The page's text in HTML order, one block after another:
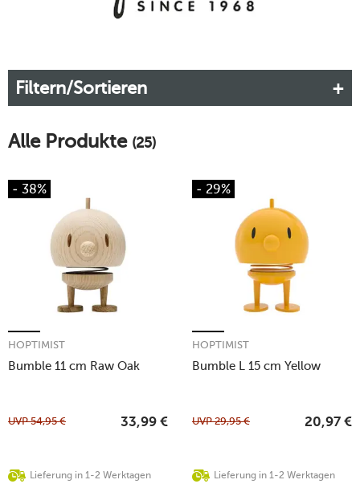
Hoptimisten – bei tischwelt.
Filtern/Sortieren
Alle Produkte (25)
- 38%
Bumble 11 cm Raw Oak
HOPTIMIST
Lieferung in 1-2 Werktagen
UVP54,95 € 33,99 €
- 29%
Bumble L 15 cm Yellow
HOPTIMIST
Lieferung in 1-2 Werktagen
UVP29,95 € 20,97 €